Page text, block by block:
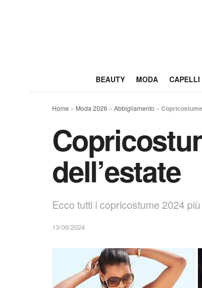
BEAUTY MODA CAPELLI
Home » Moda 2026 » Abbigliamento »
dell’estate
Ecco tutti i copricostume 2024
13/06/2024